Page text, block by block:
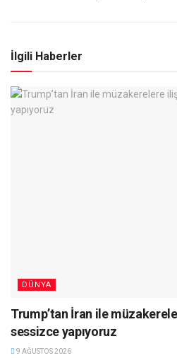
İlgili Haberler
DÜNYA
Trump’tan İran ile
sessizce yapıyoruz
9 AĞUSTOS 2026